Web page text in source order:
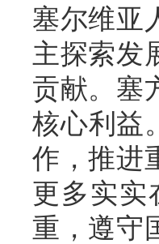
塞尔维亚
主探索发
贡献。塞
核心利益
作，推进
更多实实
重，遵守